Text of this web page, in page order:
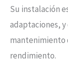
Su instalación
adaptaciones,
mantenimiento
rendimiento.